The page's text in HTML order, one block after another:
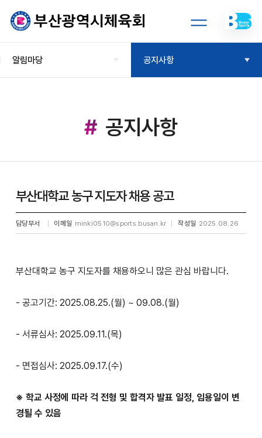
공지사항
알림마당 공지사항
부산대학교 농구 지도자 채용 공고
담당부서 이메일 minki0510@sports.busan.kr 작성일 2025.08.26
부산대학교 농구 지도자를 채용하오니 많은 관심 바랍니다.
- 공고기간: 2025.08.25.(월) ~ 09.08.(월)
- 서류심사: 2025.09.11.(목)
- 면접심사: 2025.09.17.(수)
※ 학교 사정에 따라 걱 전형 및 합격자 발표 일정, 임용일이 변
경될 수 있음